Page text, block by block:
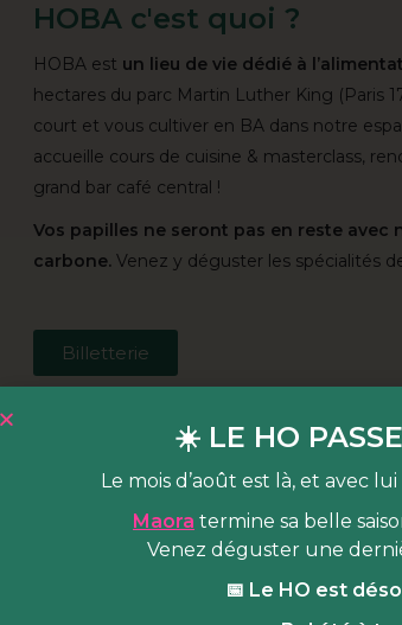
HOBA c'est quoi ?
HOBA est un lieu de vie dédié à
hectares du parc Martin Luther King (Paris
court et vous cultiver en BA dans notre
accueille cours de cuisine & masterclass,
grand bar café central !
Vos papilles ne seront pas en reste
carbone. Venez y déguster les spécialités
Billetterie
Billetterie
☀️ LE HO
Le mois d’août est là, et avec
Maora termine sa belle
Venez déguster une
📅 Le HO est